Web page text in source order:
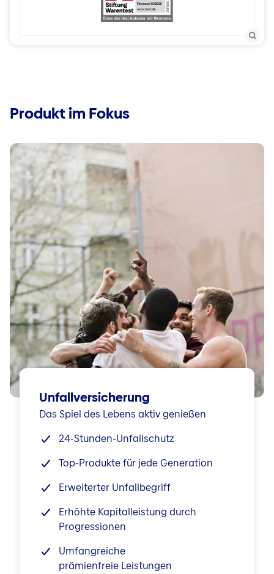
Produkt im Fokus
Unfallversicherung
Das Spiel des Lebens aktiv genießen
24-Stunden-Unfallschutz
Top-Produkte für jede Generation
Erweiterter Unfallbegriff
Erhöhte Kapitalleistung durch
Progressionen
Umfangreiche
prämienfreie Leistungen